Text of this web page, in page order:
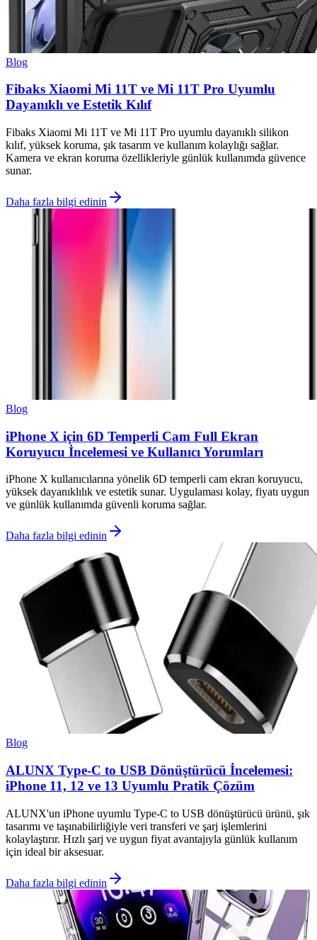
Blog
Fibaks Xiaomi Mi 11T ve Mi 11T Pro Uyumlu
Dayanıklı ve Estetik Kılıf
Fibaks Xiaomi Mi 11T ve Mi 11T Pro uyumlu dayanıklı silikon
kılıf, yüksek koruma, şık tasarım ve kullanım kolaylığı sağlar.
Kamera ve ekran koruma özellikleriyle günlük kullanımda güvence
sunar.
Daha fazla bilgi edinin
Blog
iPhone X için 6D Temperli Cam Full Ekran
Koruyucu İncelemesi ve Kullanıcı Yorumları
iPhone X kullanıcılarına yönelik 6D temperli cam ekran koruyucu,
yüksek dayanıklılık ve estetik sunar. Uygulaması kolay, fiyatı uygun
ve günlük kullanımda güvenli koruma sağlar.
Daha fazla bilgi edinin
Blog
ALUNX Type-C to USB Dönüştürücü İncelemesi:
iPhone 11, 12 ve 13 Uyumlu Pratik Çözüm
ALUNX'un iPhone uyumlu Type-C to USB dönüştürücü ürünü, şık
tasarımı ve taşınabilirliğiyle veri transferi ve şarj işlemlerini
kolaylaştırır. Hızlı şarj ve uygun fiyat avantajıyla günlük kullanım
için ideal bir aksesuar.
Daha fazla bilgi edinin